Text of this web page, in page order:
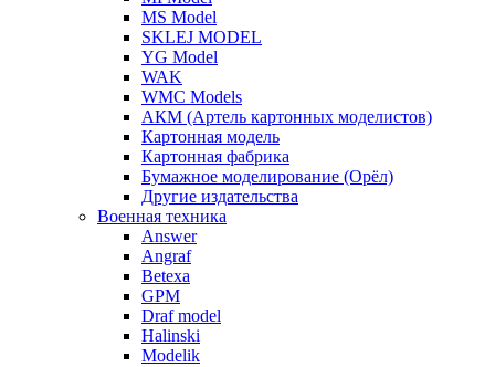
MS Model
SKLEJ MODEL
YG Model
WAK
WMC Models
АКМ (Артель картонных моделистов)
Картонная модель
Картонная фабрика
Бумажное моделирование (Орёл)
Другие издательства
Военная техника
Answer
Angraf
Betexa
GPM
Draf model
Halinski
Modelik